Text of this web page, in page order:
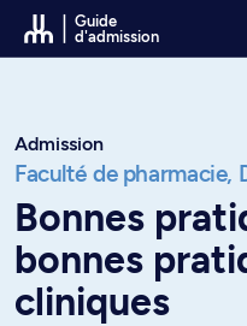
Passer au contenu
Guide
d'admission
Admission
Faculté de pharmacie,
Bonnes
bonnes
cliniques